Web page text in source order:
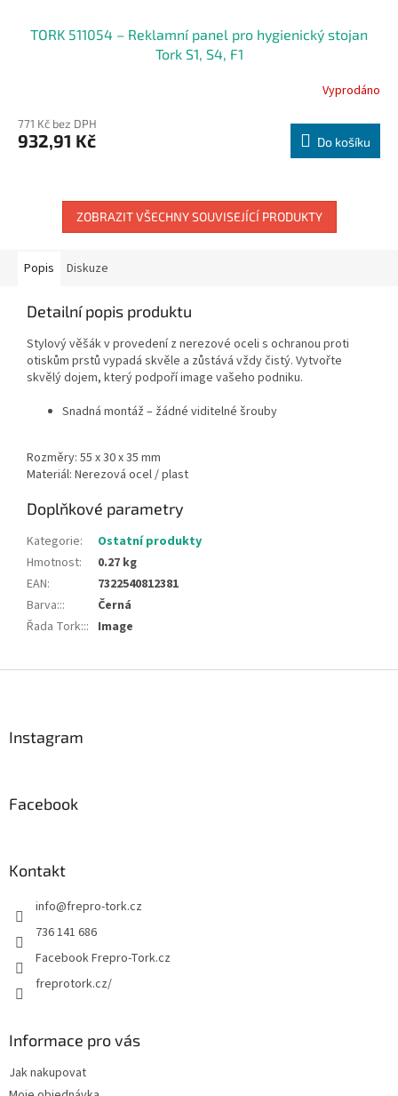
TORK 511054 – Reklamní panel pro hygienický stojan
Tork S1, S4, F1
Vyprodáno
771 Kč bez DPH
932,91 Kč Do košíku
ZOBRAZIT VŠECHNY SOUVISEJÍCÍ PRODUKTY
Popis Diskuze
Detailní popis produktu
Stylový věšák v provedení z nerezové oceli s ochranou proti
otiskům prstů vypadá skvěle a zůstává vždy čistý. Vytvořte
skvělý dojem, který podpoří image vašeho podniku.
Snadná montáž – žádné viditelné šrouby
Rozměry: 55 x 30 x 35 mm
Materiál: Nerezová ocel / plast
Doplňkové parametry
Kategorie:
Ostatní produkty
Hmotnost:
0.27 kg
EAN:
7322540812381
Barva:::
Černá
Řada Tork::: Image
Instagram
Facebook
Kontakt
info@frepro-tork.cz
736 141 686
Facebook Frepro-Tork.cz
freprotork.cz/
Informace pro vás
Jak nakupovat